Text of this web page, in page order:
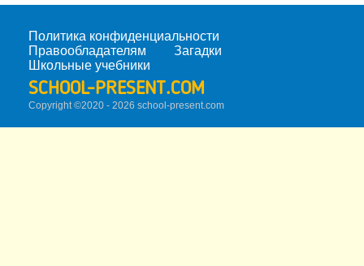
SCHOOL-PRESENT.COM
Copyright ©2020 - 2026 school-present. com
Политика конфиденциальности
Правообладателям
Загадки
Школьные учебники